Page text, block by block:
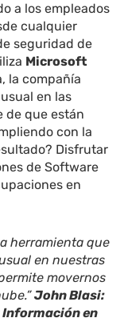
a los empleados
cualquier
seguridad de
Microsoft
la compañía
en las
de que están
con la
Disfrutar
de Software
en
herramienta que
en nuestras
movernos
John Blasi:
Información en